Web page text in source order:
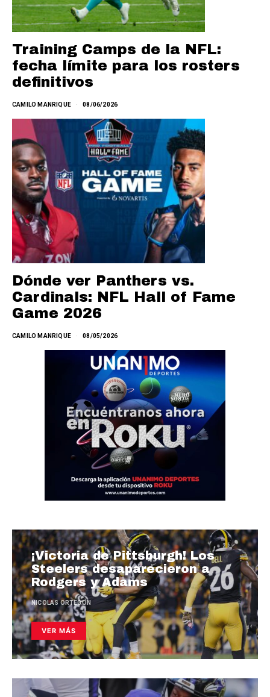
Training Camps de la NFL:
fecha límite para los rosters
definitivos
CAMILO MANRIQUE 08/06/2026
Dónde ver Panthers vs.
Cardinals: NFL Hall of Fame
Game 2026
CAMILO MANRIQUE 08/05/2026
¡Victoria de Pittsburgh! Los
Steelers desaparecieron a
Rodgers y Adams
NICOLAS ORTEGON
VER MÁS